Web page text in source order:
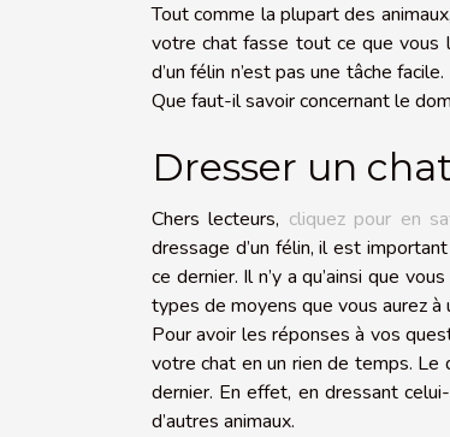
Tout comme la plupart des
votre chat fasse tout ce que vous
d’un félin n’est pas une tâche
Que faut-il savoir concernant le
Dresser un
Chers lecteurs, cliquez pour en
dressage d’un félin, il est
ce dernier. Il n’y a qu’ainsi que
types de moyens que vous aurez
Pour avoir les réponses à vos
votre chat en un rien de temps. Le
dernier. En effet, en dressant
d’autres animaux.